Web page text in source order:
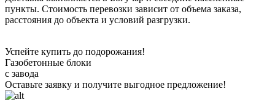
пункты. Стоимость перевозки зависит от объема заказа,
расстояния до объекта и условий разгрузки.
Успейте купить до подорожания!
Газобетонные блоки
с завода
Оставьте заявку и получите выгодное предложение!